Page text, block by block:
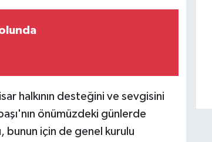
halkının desteğini ve sevgisini
önümüzdeki günlerde
bunun için de genel kurulu